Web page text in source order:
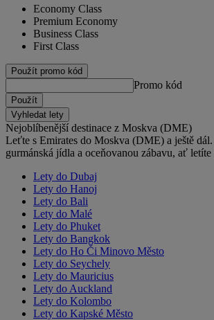
Economy Class
Premium Economy
Business Class
First Class
Použít promo kód
Promo kód
Použít
Vyhledat lety
Nejoblíbenější destinace z Moskva (DME)
Leťte s Emirates do Moskva (DME) a ještě
gurmánská jídla a oceňovanou zábavu, ať
Lety do Dubaj
Lety do Hanoj
Lety do Bali
Lety do Malé
Lety do Phuket
Lety do Bangkok
Lety do Ho Či Minovo Město
Lety do Seychely
Lety do Mauricius
Lety do Auckland
Lety do Kolombo
Lety do Kapské Město